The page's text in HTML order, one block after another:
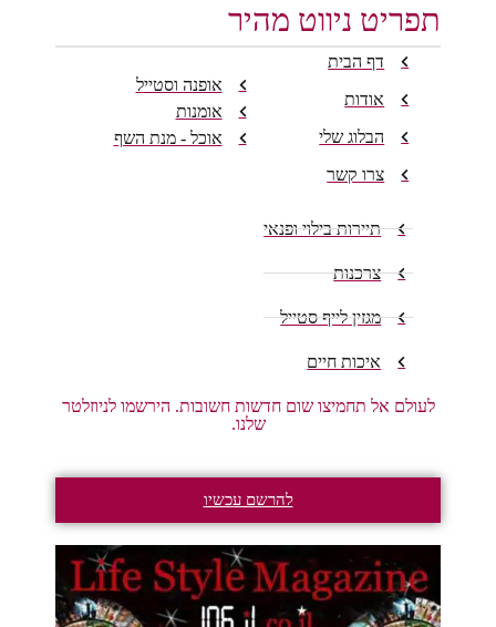
תפריט ניווט מהיר
דף הבית
אודות
הבלוג שלי
צרו קשר
אופנה וסטייל
אומנות
אוכל - מנת השף
תיירות בילוי ופנאי
צרכנות
מגזין לייף סטייל
איכות חיים
לעולם אל תחמיצו שום חדשות חשובות. הירשמו לניוזלטר
שלנו.
להרשם עכשיו